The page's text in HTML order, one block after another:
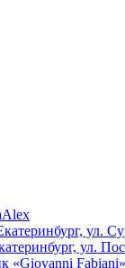
ул.
ул.